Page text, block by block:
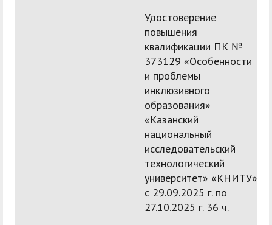
Удостоверение
повышения
квалификации ПК №
373129 «Особенности
и проблемы
инклюзивного
образования»
«Казанский
национальный
исследовательский
технологический
университет» «КНИТУ»
с 29.09.2025 г. по
27.10.2025 г. 36 ч.